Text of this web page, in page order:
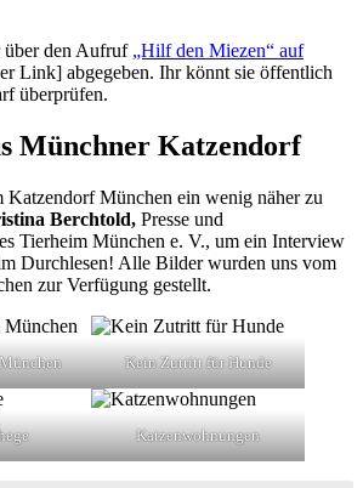
über den Aufruf „Hilf den Miezen“ auf
Link] abgegeben. Ihr könnt sie öffentlich
überprüfen.
Münchner Katzendorf
München ein wenig näher zu
Berchtold, Presse und
Tierheim München e. V., um ein Interview
Durchlesen! Alle Bilder wurden uns vom
zur Verfügung gestellt.
Kein Zutritt für Hunde
Katzenwohnungen